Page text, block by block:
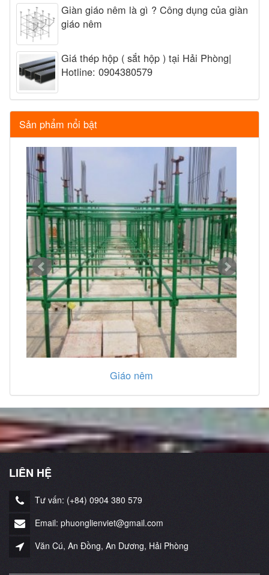
Giàn giáo nêm là gì ? Công dụng của giàn
giáo nêm
Giá thép hộp ( sắt hộp ) tại Hải Phòng|
Hotline: 0904380579
Sản phẩm nổi bật
Giáo nêm
LIÊN HỆ
Tư vấn: (+84) 0904 380 579
Email: phuonglienviet@gmail.com
Văn Cú, An Đồng, An Dương, Hải Phòng